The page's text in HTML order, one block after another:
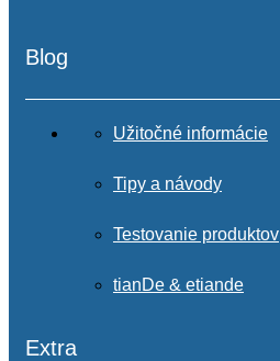
Blog
Užitočné informácie
Tipy a návody
Testovanie produktov
tianDe & etiande
Extra